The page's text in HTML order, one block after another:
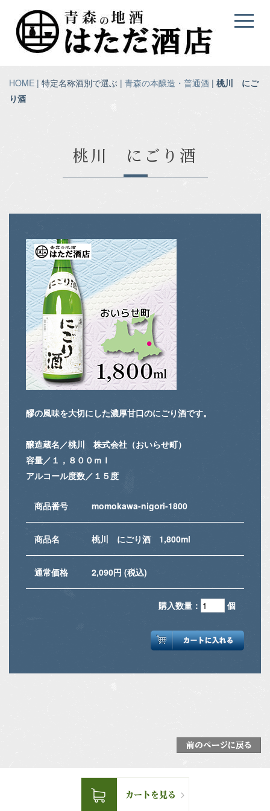
HOME | 特定名称酒別で選ぶ | 青森の本醸造・普通酒 | 桃川 にご
り酒
桃川 にごり酒
醪の風味を大切にした濃厚甘口のにごり酒です。
醸造蔵名／桃川 株式会社（おいらせ町）
容量／１，８００ｍｌ
アルコール度数／１５度
商品番号 momokawa-nigori-1800
商品名 桃川 にごり酒 1,800ml
通常価格 2,090円 (税込)
購入数量： 個
前のページに戻る